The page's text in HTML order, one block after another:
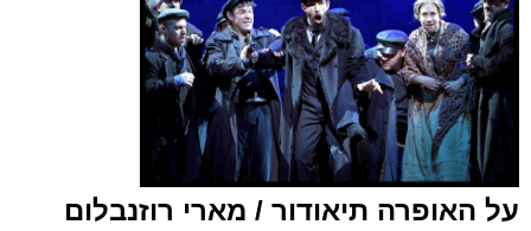
על האופרה תיאודור / מארי רוזנבלום